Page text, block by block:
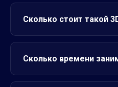
Сколько стоит такой
Сколько времени